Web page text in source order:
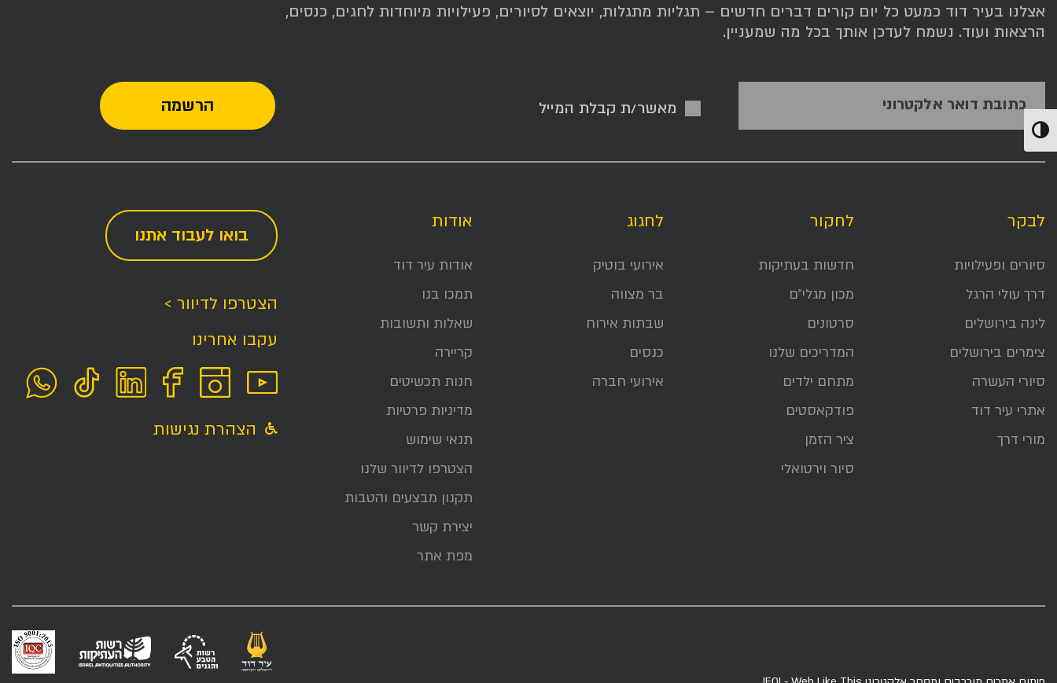
הפעל/כבה ניגודיות גבוהה
אצלנו בעיר דוד כמעט כל יום קורים דברים חדשים – תגליות מתגלות, יוצאים לסיורים, פעילויות מיוחדות לחגים, כנסים,
הרצאות ועוד. נשמח לעדכן אותך בכל מה שמעניין.
כתובת דואר אלקטרוני מאשר/ת קבלת המייל
לבקר
סיורים ופעילויות
דרך עולי הרגל
לינה בירושלים
צימרים בירושלים
סיורי העשרה
אתרי עיר דוד
מורי דרך
לחקור
חדשות בעתיקות
מכון מגלי״ם
סרטונים
המדריכים שלנו
מתחם ילדים
פודקאסטים
ציר הזמן
סיור וירטואלי
לחגוג
אירועי בוטיק
בר מצווה
שבתות אירוח
כנסים
אירועי חברה
אודות
אודות עיר דוד
תמכו בנו
שאלות ותשובות
קריירה
חנות תכשיטים
מדיניות פרטיות
תנאי שימוש
הצטרפו לדיוור שלנו
תקנון מבצעים והטבות
יצירת קשר
מפת אתר
בואו לעבוד אתנו
הצטרפו לדיוור >
עקבו אחרינו
הצהרת נגישות